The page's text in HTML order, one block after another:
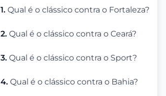
1. Qual é o clássico contra o Fortaleza?
2. Qual é o clássico contra o Ceará?
3. Qual é o clássico contra o Sport?
4. Qual é o clássico contra o Bahia?